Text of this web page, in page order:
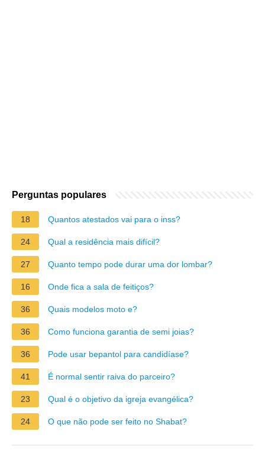
Perguntas populares
18 Quantos atestados vai para o inss?
24 Qual a residência mais difícil?
27 Quanto tempo pode durar uma dor lombar?
16 Onde fica a sala de feitiços?
36 Quais modelos moto e?
36 Como funciona garantia de semi joias?
36 Pode usar bepantol para candidíase?
41 É normal sentir raiva do parceiro?
23 Qual é o objetivo da igreja evangélica?
24 O que não pode ser feito no Shabat?